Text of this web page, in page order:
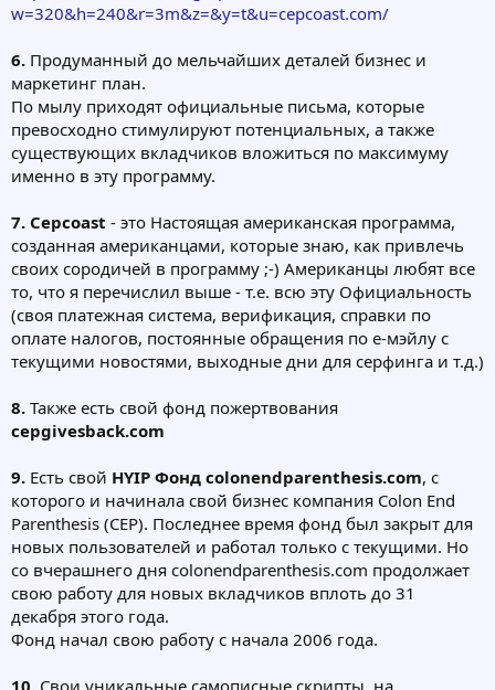
w=320&h=240&r=3m&z=&y=t&u=cepcoast.com/
6. Продуманный до мельчайших деталей бизнес и
маркетинг план.
По мылу приходят официальные письма, которые
превосходно стимулируют потенциальных, а также
существующих вкладчиков вложиться по максимуму
именно в эту программу.
7. Cepcoast - это Настоящая американская программа,
созданная американцами, которые знаю, как привлечь
своих сородичей в программу ;-) Американцы любят все
то, что я перечислил выше - т.е. всю эту Официальность
(своя платежная система, верификация, справки по
оплате налогов, постоянные обращения по е-мэйлу с
текущими новостями, выходные дни для серфинга и т.д.)
8. Также есть свой фонд пожертвования
cepgivesback.com
9. Есть свой HYIP Фонд colonendparenthesis.com, с
которого и начинала свой бизнес компания Colon End
Parenthesis (CEP). Последнее время фонд был закрыт для
новых пользователей и работал только с текущими. Но
со вчерашнего дня colonendparenthesis.com продолжает
свою работу для новых вкладчиков вплоть до 31
декабря этого года.
Фонд начал свою работу с начала 2006 года.